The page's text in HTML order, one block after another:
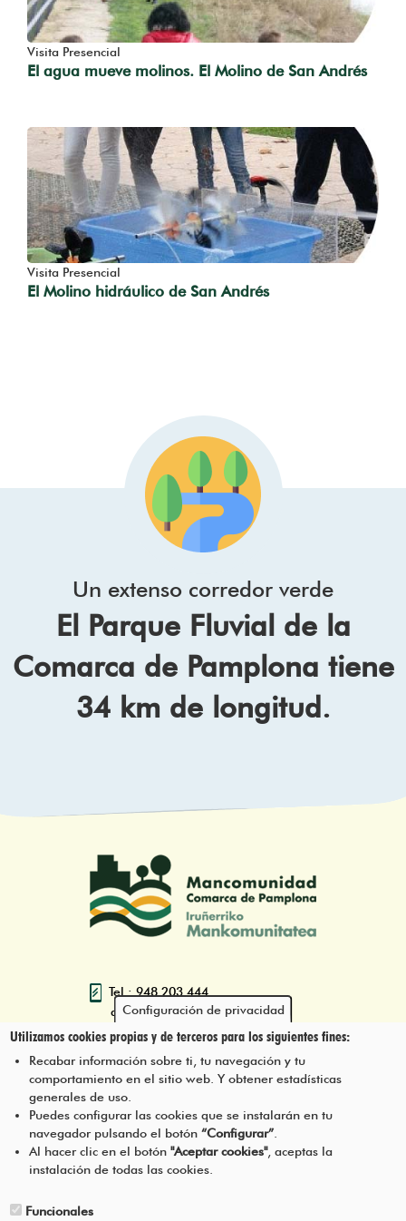
Visita Presencial
El agua mueve molinos. El Molino de San Andrés
Visita Presencial
El Molino hidráulico de San Andrés
Un extenso corredor verde
El Parque Fluvial de la
Comarca de Pamplona tiene
34 km de longitud.
Tel.: 948 203 444
atencion@mancoeduca.com
Programa de Educación Ambiental
Escolar de la Mancomunidad de la
Pie
Menú
CONTÁCTANOS
Configuración de privacidad
Utilizamos cookies propias y de terceros para los siguientes fines:
Recabar información sobre ti, tu navegación y tu
comportamiento en el sitio web. Y obtener estadísticas
generales de uso.
Puedes configurar las cookies que se instalarán en tu
navegador pulsando el botón“Configurar”
Al hacer clic en el botón"Aceptar cookies", aceptas la
instalación de todas las cookies.
Funcionales